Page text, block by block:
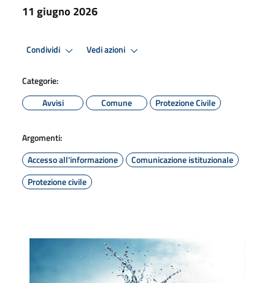
11 giugno 2026
Condividi Vedi azioni
Categorie:
Avvisi
Comune Protezione Civile
Argomenti:
Accesso all'informazione
Comunicazione istituzionale
Protezione civile